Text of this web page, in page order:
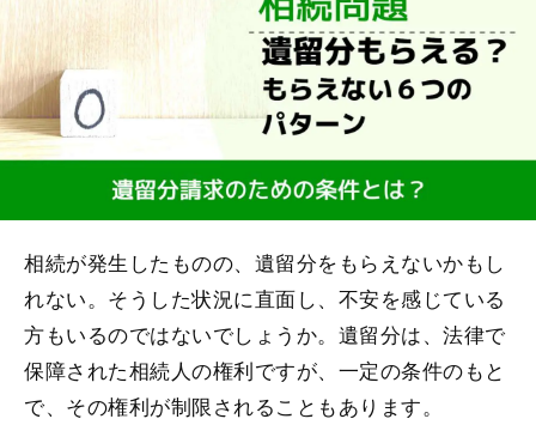
相続が発生したものの、遺留分をもらえないかもし
れない。そうした状況に直面し、不安を感じている
方もいるのではないでしょうか。遺留分は、法律で
保障された相続人の権利ですが、一定の条件のもと
で、その権利が制限されることもあります。